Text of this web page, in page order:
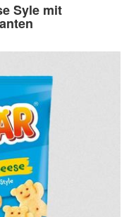
Syle mit